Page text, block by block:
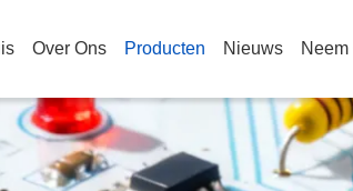
Over Ons Producten Nieuws